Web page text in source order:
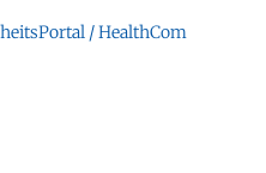
/ HealthCom